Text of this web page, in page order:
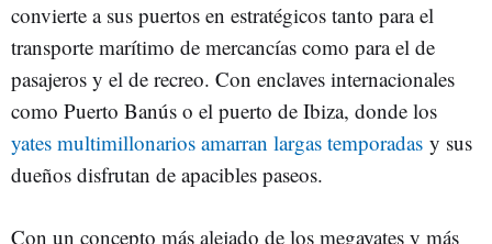
convierte a sus puertos en estratégicos tanto para el
transporte marítimo de mercancías como para el de
pasajeros y el de recreo. Con enclaves internacionales
como Puerto Banús o el puerto de Ibiza, donde los
yates multimillonarios amarran largas temporadas y sus
dueños disfrutan de apacibles paseos.
Con un concepto más alejado de los megayates y más